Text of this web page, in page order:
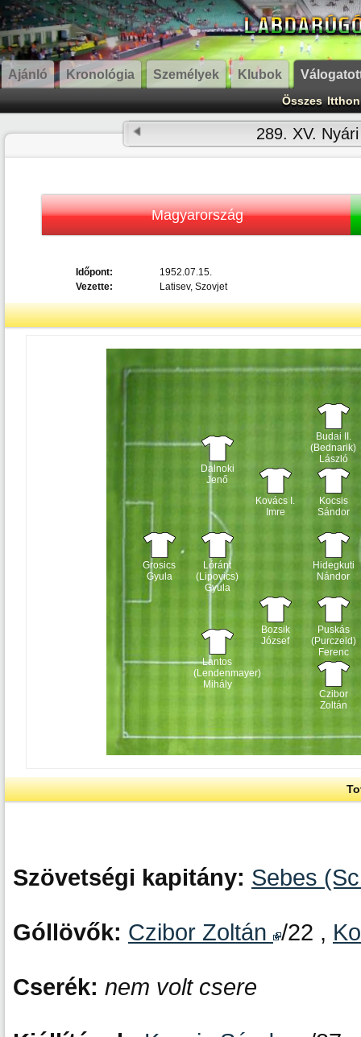
Ajánló Kronológia Személyek Klubok
Összes Itthon
289. XV.
Magyarország
Időpont:
1952.07.15.
Vezette:
Latisev, Szovjet
Grosics
Gyula
Dalnoki
Jenő
Lóránt
(Lipovics)
Gyula
Lantos
(Lendenmayer)
Mihály
Kovács I.
Imre
Bozsik
József
Budai II.
(Bednarik)
László
Kocsis
Sándor
Hidegkuti
Nándor
Puskás
(Purczeld)
Ferenc
Czibor
Zoltán
Szövetségi kapitány: Sebes
Góllövők: Czibor Zoltán /22 ,
Cserék: nem volt csere